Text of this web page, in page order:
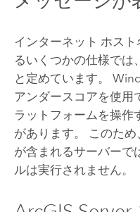
インターネット ホス
るいくつかの仕様では
と定めています。
アンダースコアを使用
ラットフォームを操作
があります。 このた
が含まれるサーバーで
ルは実行されません。